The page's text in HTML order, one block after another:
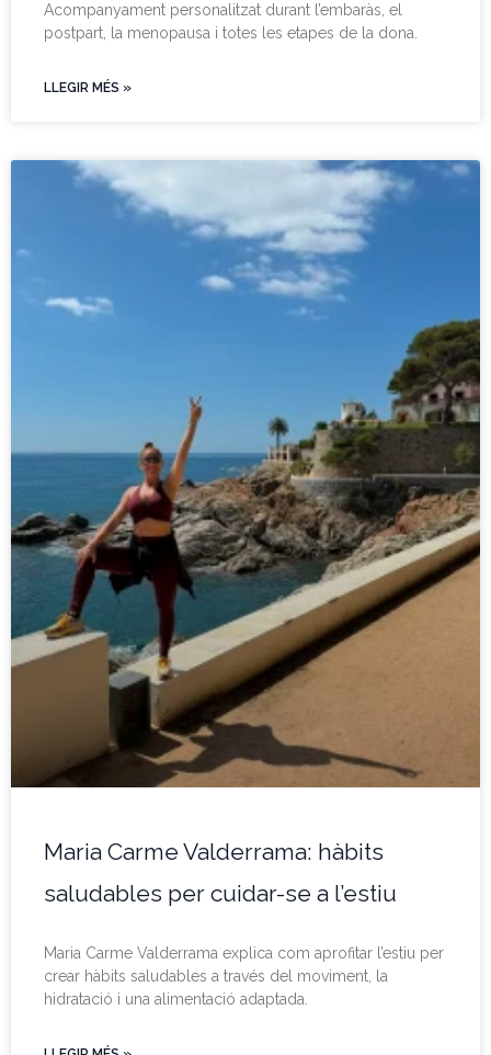
Acompanyament personalitzat durant l’embaràs, el
postpart, la menopausa i totes les etapes de la dona.
LLEGIR MÉS »
Maria Carme Valderrama: hàbits
saludables per cuidar-se a l’estiu
Maria Carme Valderrama explica com aprofitar l’estiu per
crear hàbits saludables a través del moviment, la
hidratació i una alimentació adaptada.